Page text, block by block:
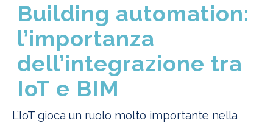
Building automation:
l’importanza
dell’integrazione tra
IoT e BIM
L’IoT gioca un ruolo molto importante nella